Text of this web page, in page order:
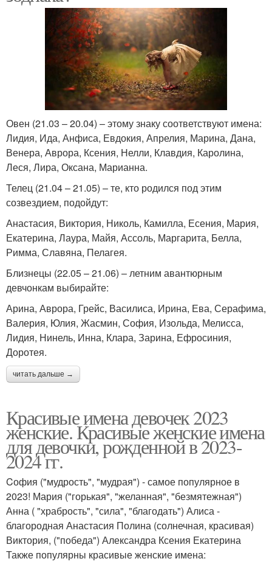
Овен (21.03 – 20.04) – этому знаку соответствуют имена:
Лидия, Ида, Анфиса, Евдокия, Апрелия, Марина, Дана,
Венера, Аврора, Ксения, Нелли, Клавдия, Каролина,
Леся, Лира, Оксана, Марианна.
Телец (21.04 – 21.05) – те, кто родился под этим
созвездием, подойдут:
Анастасия, Виктория, Николь, Камилла, Есения, Мария,
Екатерина, Лаура, Майя, Ассоль, Маргарита, Белла,
Римма, Славяна, Пелагея.
Близнецы (22.05 – 21.06) – летним авантюрным
девчонкам выбирайте:
Арина, Аврора, Грейс, Василиса, Ирина, Ева, Серафима,
Валерия, Юлия, Жасмин, София, Изольда, Мелисса,
Лидия, Нинель, Инна, Клара, Зарина, Ефросиния,
Доротея.
читать дальше →
Красивые имена девочек 2023
женские. Красивые женские имена
для девочки, рожденной в 2023-
2024 гг.
Cофия ("мудрость", "мудрая") - самое популярное в
2023! Мария ("горькая", "желанная", "безмятежная")
Анна ( "храбрость", "сила", "благодать") Алиса -
благородная Анастасия Полина (солнечная, красивая)
Виктория, ("победа") Александра Ксения Екатерина
Также популярны красивые женские имена: